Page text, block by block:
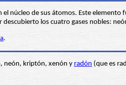
núcleo de sus átomos. Este
los cuatro gases nobles:
.
neón, kriptón, xenón y radón (que es